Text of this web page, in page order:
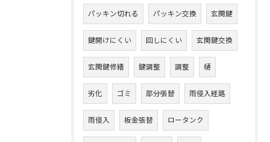
パッキン切れる パッキン交換 玄関鍵
鍵開けにくい 回しにくい 玄関鍵交換
玄関鍵修繕 鍵調整 調整 樋
劣化 ゴミ 部分張替 雨侵入経路
雨侵入 板金張替 ロータンク